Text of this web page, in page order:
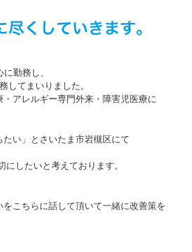
勤務し、
してまいりました。
アレルギー専門外来・障害児医療に
い」とさいたま市岩槻区にて
したいと考えております。
こちらに話して頂いて一緒に改善策を